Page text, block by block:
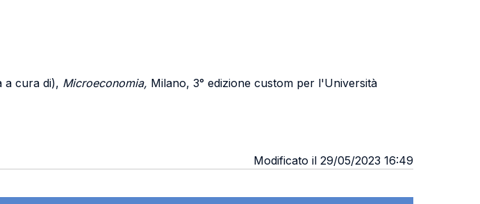
a cura di), Microeconomia, Milano, 3° edizione custom per l'Università
Modificato il 29/05/2023 16:49